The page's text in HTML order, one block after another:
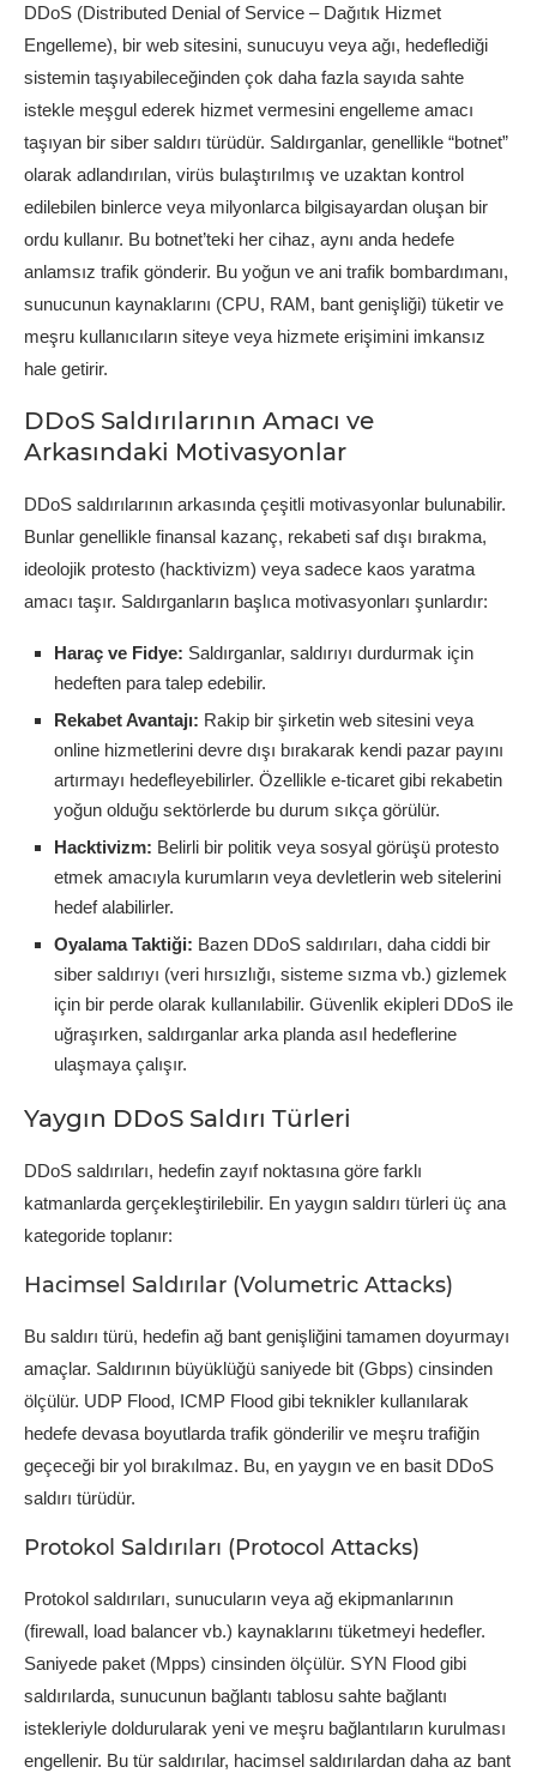
DDoS (Distributed Denial of Service – Dağıtık Hizmet
Engelleme), bir web sitesini, sunucuyu veya ağı, hedeflediği
sistemin taşıyabileceğinden çok daha fazla sayıda sahte
istekle meşgul ederek hizmet vermesini engelleme amacı
taşıyan bir siber saldırı türüdür. Saldırganlar, genellikle “botnet”
olarak adlandırılan, virüs bulaştırılmış ve uzaktan kontrol
edilebilen binlerce veya milyonlarca bilgisayardan oluşan bir
ordu kullanır. Bu botnet’teki her cihaz, aynı anda hedefe
anlamsız trafik gönderir. Bu yoğun ve ani trafik bombardımanı,
sunucunun kaynaklarını (CPU, RAM, bant genişliği) tüketir ve
meşru kullanıcıların siteye veya hizmete erişimini imkansız
hale getirir.
DDoS Saldırılarının Amacı ve
Arkasındaki Motivasyonlar
DDoS saldırılarının arkasında çeşitli motivasyonlar bulunabilir.
Bunlar genellikle finansal kazanç, rekabeti saf dışı bırakma,
ideolojik protesto (hacktivizm) veya sadece kaos yaratma
amacı taşır. Saldırganların başlıca motivasyonları şunlardır:
Haraç ve Fidye: Saldırganlar, saldırıyı durdurmak için
hedeften para talep edebilir.
Rekabet Avantajı: Rakip bir şirketin web sitesini veya
online hizmetlerini devre dışı bırakarak kendi pazar payını
artırmayı hedefleyebilirler. Özellikle e-ticaret gibi rekabetin
yoğun olduğu sektörlerde bu durum sıkça görülür.
Hacktivizm: Belirli bir politik veya sosyal görüşü protesto
etmek amacıyla kurumların veya devletlerin web sitelerini
hedef alabilirler.
Oyalama Taktiği: Bazen DDoS saldırıları, daha ciddi bir
siber saldırıyı (veri hırsızlığı, sisteme sızma vb.) gizlemek
için bir perde olarak kullanılabilir. Güvenlik ekipleri DDoS ile
uğraşırken, saldırganlar arka planda asıl hedeflerine
ulaşmaya çalışır.
Yaygın DDoS Saldırı Türleri
DDoS saldırıları, hedefin zayıf noktasına göre farklı
katmanlarda gerçekleştirilebilir. En yaygın saldırı türleri üç ana
kategoride toplanır:
Hacimsel Saldırılar (Volumetric Attacks)
Bu saldırı türü, hedefin ağ bant genişliğini tamamen doyurmayı
amaçlar. Saldırının büyüklüğü saniyede bit (Gbps) cinsinden
ölçülür. UDP Flood, ICMP Flood gibi teknikler kullanılarak
hedefe devasa boyutlarda trafik gönderilir ve meşru trafiğin
geçeceği bir yol bırakılmaz. Bu, en yaygın ve en basit DDoS
saldırı türüdür.
Protokol Saldırıları (Protocol Attacks)
Protokol saldırıları, sunucuların veya ağ ekipmanlarının
(firewall, load balancer vb.) kaynaklarını tüketmeyi hedefler.
Saniyede paket (Mpps) cinsinden ölçülür. SYN Flood gibi
saldırılarda, sunucunun bağlantı tablosu sahte bağlantı
istekleriyle doldurularak yeni ve meşru bağlantıların kurulması
engellenir. Bu tür saldırılar, hacimsel saldırılardan daha az bant